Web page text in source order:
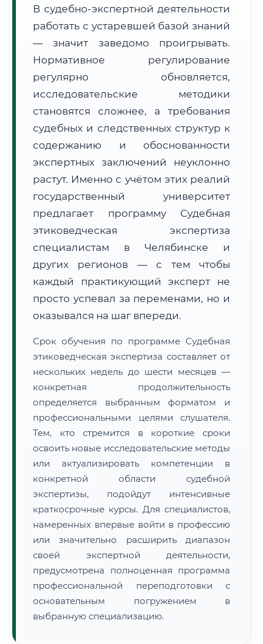
Формат учебы:
Дистанционно
🗺️ Зона обслуживания: г. Челябинск
Расчет логистики оригиналов:
• Маршрут транзита: ~1 363 км
• Экспресс-доставка СДЭК / Почтой:
2–3 рабочих дня
📜 Документы и аккредитация ФИС ФРДО
🔍Нажмите на документ для увеличения и просмотра
В судебно-экспертной деятельности
работать с устаревшей базой знаний
— значит заведомо проигрывать.
Нормативное регулирование
регулярно обновляется,
исследовательские методики
становятся сложнее, а требования
судебных и следственных структур к
содержанию и обоснованности
экспертных заключений неуклонно
растут. Именно с учётом этих реалий
государственный университет
предлагает программу Судебная
этиковедческая экспертиза
специалистам в Челябинске и
других регионов — с тем чтобы
каждый практикующий эксперт не
просто успевал за переменами, но и
оказывался на шаг впереди.
Срок обучения по программе Судебная
этиковедческая экспертиза составляет от
нескольких недель до шести месяцев —
конкретная продолжительность
определяется выбранным форматом и
профессиональными целями слушателя.
Тем, кто стремится в короткие сроки
освоить новые исследовательские методы
или актуализировать компетенции в
конкретной области судебной
экспертизы, подойдут интенсивные
краткосрочные курсы. Для специалистов,
намеренных впервые войти в профессию
или значительно расширить диапазон
своей экспертной деятельности,
предусмотрена полноценная программа
профессиональной переподготовки с
основательным погружением в
выбранную специализацию.